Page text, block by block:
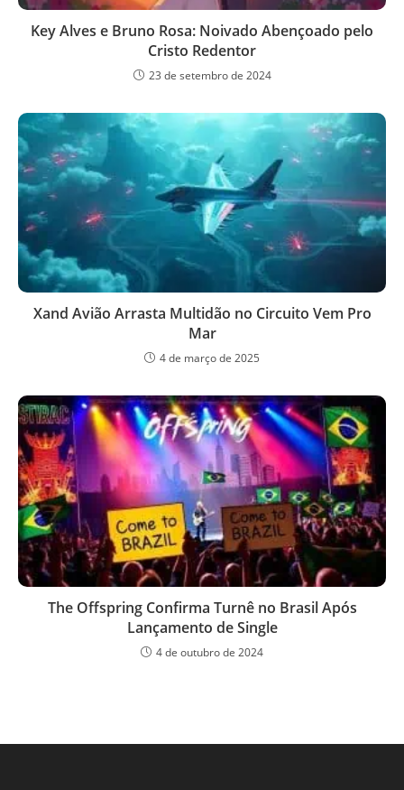
Key Alves e Bruno Rosa: Noivado Abençoado pelo
Cristo Redentor
23 de setembro de 2024
Xand Avião Arrasta Multidão no Circuito Vem Pro
Mar
4 de março de 2025
The Offspring Confirma Turnê no Brasil Após
Lançamento de Single
4 de outubro de 2024